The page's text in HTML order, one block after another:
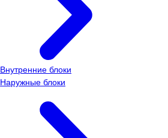
Внутренние блоки
Наружные блоки